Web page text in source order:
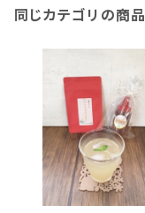
同じカテゴリの商品